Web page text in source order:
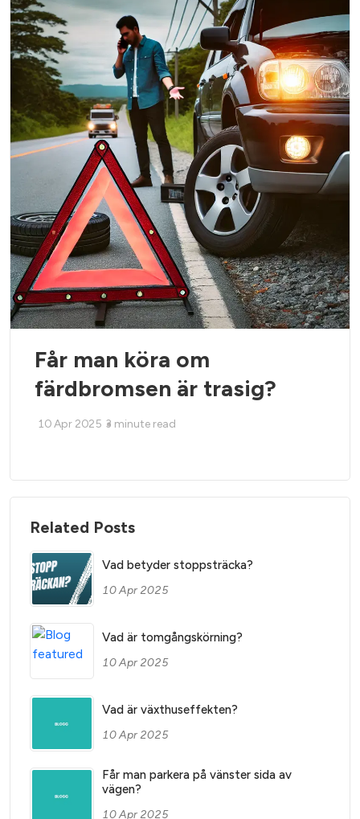
Får man köra om
färdbromsen är trasig?
10 Apr 2025 3 minute read
Related Posts
Vad betyder stoppsträcka?
10 Apr 2025
Vad är tomgångskörning?
10 Apr 2025
Vad är växthuseffekten?
10 Apr 2025
Får man parkera på vänster sida av
vägen?
10 Apr 2025